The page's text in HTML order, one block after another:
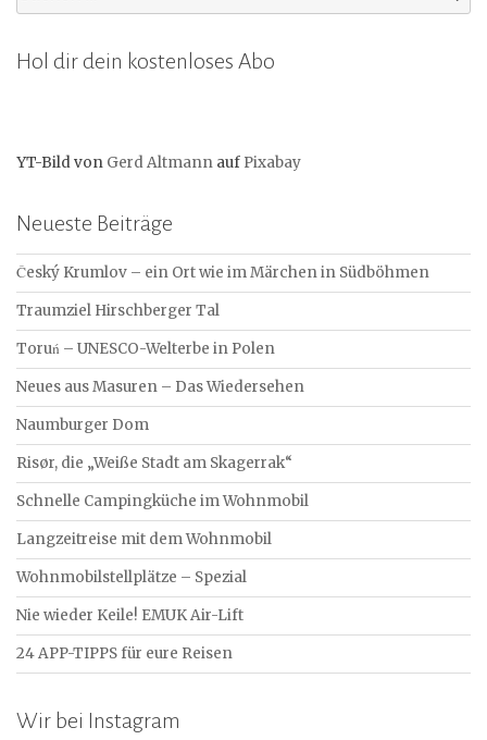
nach:
Hol dir dein kostenloses Abo
YT-Bild von Gerd Altmann auf Pixabay
Neueste Beiträge
Český Krumlov – ein Ort wie im Märchen in Südböhmen
Traumziel Hirschberger Tal
Toruń – UNESCO-Welterbe in Polen
Neues aus Masuren – Das Wiedersehen
Naumburger Dom
Risør, die „Weiße Stadt am Skagerrak“
Schnelle Campingküche im Wohnmobil
Langzeitreise mit dem Wohnmobil
Wohnmobilstellplätze – Spezial
Nie wieder Keile! EMUK Air-Lift
24 APP-TIPPS für eure Reisen
Wir bei Instagram